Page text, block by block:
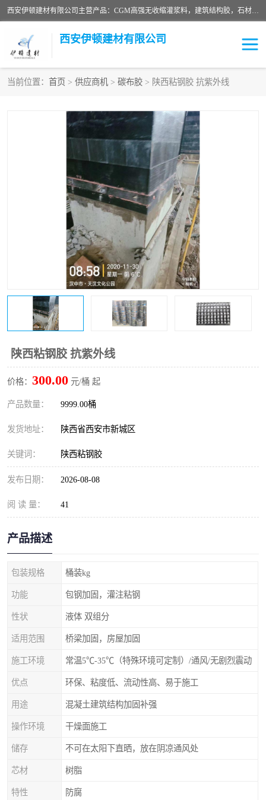
西安伊顿建材有限公司主营产品：CGM高强无收缩灌浆料，建筑结构胶，石材粘合剂，柔性防水材料，环氧修补砂浆等在各个行业得到了客户认可。
西安伊顿建材有限公司
当前位置： 首页 > 供应商机 > 碳布胶 > 陕西粘钢胶 抗紫外线
陕西粘钢胶 抗紫外线
价格： 300.00 元/桶 起
产品数量： 9999.00桶
发货地址： 陕西省西安市新城区
关键词： 陕西粘钢胶
发布日期： 2026-08-08
阅 读 量： 41
产品描述
包装规格 桶装kg
功能 包钢加固，灌注粘钢
性状 液体 双组分
适用范围 桥梁加固，房屋加固
施工环境 常温5℃-35℃（特殊环境可定制）/通风/无剧烈震动
优点 环保、粘度低、流动性高、易于施工
用途 混凝土建筑结构加固补强
操作环境 干燥面施工
储存 不可在太阳下直晒，放在阴凉通风处
芯材 树脂
特性 防腐
修补砂浆
水泥路面修补材料
沥青冷补料
高延性混凝土 速凝剂
金刚砂
桥梁伸缩缝快速修补料 防静电不发火砂浆
碳布胶 加固砂浆
融雪剂